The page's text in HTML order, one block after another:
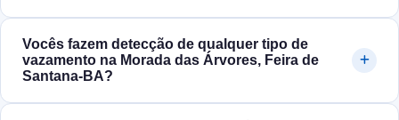
Vocês fazem detecção de qualquer tipo de
vazamento na Morada das Árvores, Feira de
Santana‑BA?